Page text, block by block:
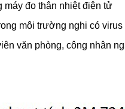
đo thân nhiệt điện tử
môi trường nghi có virus
văn phòng, công nhân